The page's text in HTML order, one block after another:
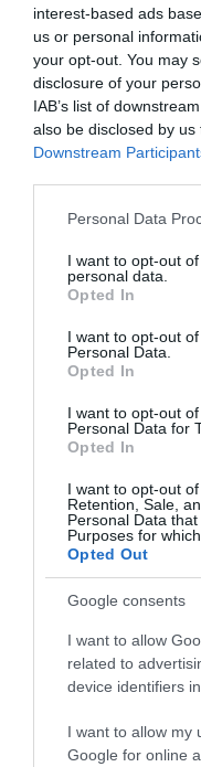
interest-based ads
us or personal
your opt-out. You may
disclosure of your
IAB’s list of
also be disclosed by
Downstream
Please note that this
not limited to your visit
grant or deny consent
use your data for
consent section.
Personal Data
I want to opt-out
personal data.
Opted In
I want to opt-out
Personal Data.
Opted In
I want to opt-out
Personal Data for
Opted In
I want to opt-out
Retention, Sale,
Personal Data
Purposes for
Opted Out
Google consents
I want to allow
related to
device identifiers
I want to allow my
Google for online
ΔΙΕΘΝΗ
ΔΙΕΘΝΗ
Εξαρθρώθηκε
διακινητών
Μετέφεραν
Αλγερία και
Ευρώπη
Οι ισπανικές αρχές
γίνονταν οι